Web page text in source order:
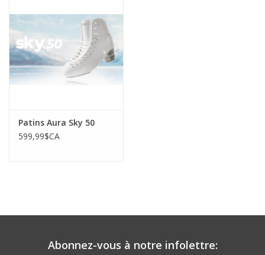
Rendez-vous achat de patins
Patins Aura Sky 50
599,99$CA
Abonnez-vous à notre infolettre: